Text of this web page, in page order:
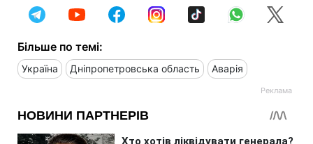
Більше по темі:
Україна Дніпропетровська область Аварія